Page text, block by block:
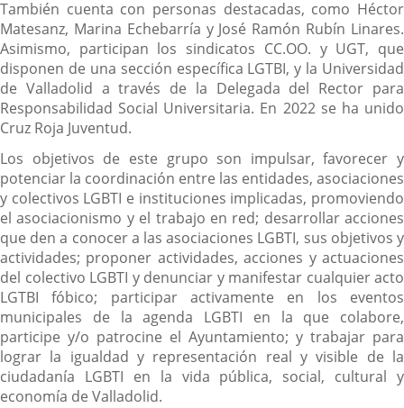
También cuenta con personas destacadas, como Héctor
Matesanz, Marina Echebarría y José Ramón Rubín Linares.
Asimismo, participan los sindicatos CC.OO. y UGT, que
disponen de una sección específica LGTBI, y la Universidad
de Valladolid a través de la Delegada del Rector para
Responsabilidad Social Universitaria. En 2022 se ha unido
Cruz Roja Juventud.
Los objetivos de este grupo son impulsar, favorecer y
potenciar la coordinación entre las entidades, asociaciones
y colectivos LGBTI e instituciones implicadas, promoviendo
el asociacionismo y el trabajo en red; desarrollar acciones
que den a conocer a las asociaciones LGBTI, sus objetivos y
actividades; proponer actividades, acciones y actuaciones
del colectivo LGBTI y denunciar y manifestar cualquier acto
LGTBI fóbico; participar activamente en los eventos
municipales de la agenda LGBTI en la que colabore,
participe y/o patrocine el Ayuntamiento; y trabajar para
lograr la igualdad y representación real y visible de la
ciudadanía LGBTI en la vida pública, social, cultural y
economía de Valladolid.